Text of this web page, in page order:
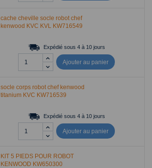
cache cheville socle robot chef
kenwood KVC KVL KW716549
Expédié sous 4 à 10 jours
Ajouter au panier
socle corps robot chef kenwood
titanium KVC KW716539
Expédié sous 4 à 10 jours
Ajouter au panier
KIT 5 PIEDS POUR ROBOT
KENWOOD KW650300